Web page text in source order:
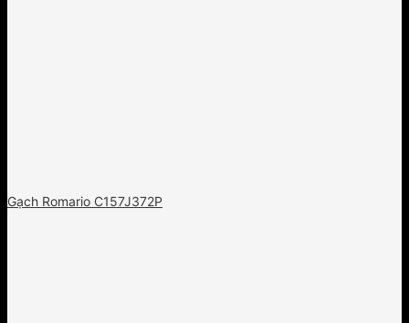
Gạch Romario C157J372P